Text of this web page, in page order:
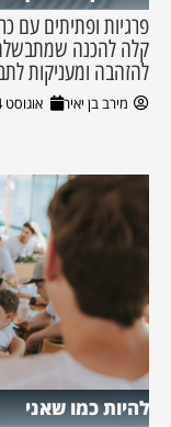
פרגיות ופתיתים עם
קלה להכנה
להזהבה ומעניקות
מירב בן יאיר אוגוסט 4, 2026
להיות כמו שאני